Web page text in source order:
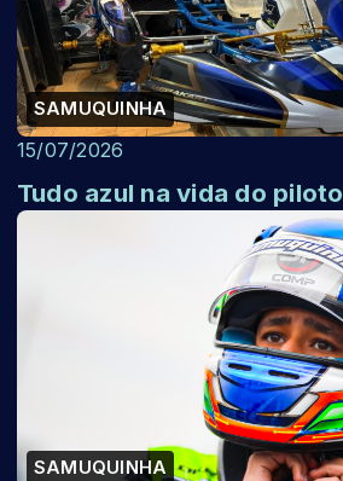
SAMUQUINHA
15/07/2026
Tudo azul na vida do
SAMUQUINHA